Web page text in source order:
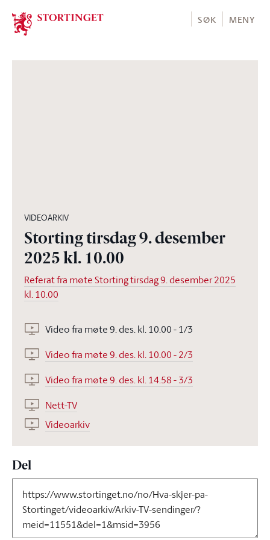
Stortinget.no
SØK MENY
VIDEOARKIV
Storting tirsdag 9. desember
2025 kl. 10.00
Referat fra møte Storting tirsdag 9. desember 2025
kl. 10.00
Video fra møte 9. des. kl. 10.00 - 1/3
Video fra møte 9. des. kl. 10.00 - 2/3
Video fra møte 9. des. kl. 14.58 - 3/3
Nett-TV
Videoarkiv
Del